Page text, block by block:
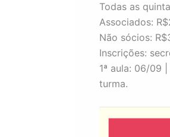
Todas as
Associados:
Não sócios:
Inscrições:
1ª aula: 06/09
turma.